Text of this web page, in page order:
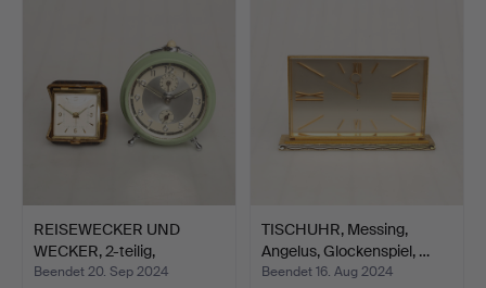
REISEWECKER UND
WECKER, 2-teilig,
manuelle…
Beendet 20. Sep 2024
TISCHUHR, Messing,
Angelus, Glockenspiel, …
Beendet 16. Aug 2024